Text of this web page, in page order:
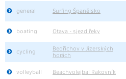
general Surfing Španělsko
boating Otava - sjezd řeky
cycling
Bedřichov v Jizerských
horách
volleyball Beachvolejbal Rakovník